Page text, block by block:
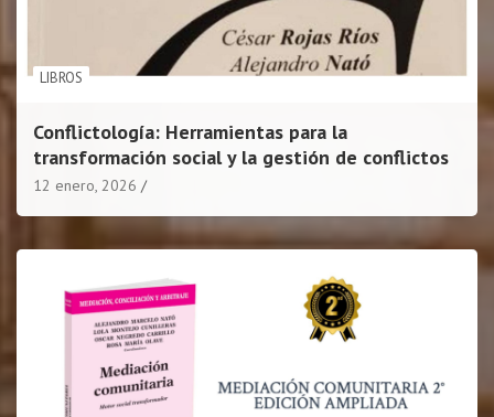
LIBROS
Conflictología: Herramientas para la
transformación social y la gestión de conflictos
12 enero, 2026